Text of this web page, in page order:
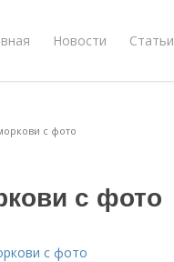
Новости Статьи
с фото
с фото
с фото